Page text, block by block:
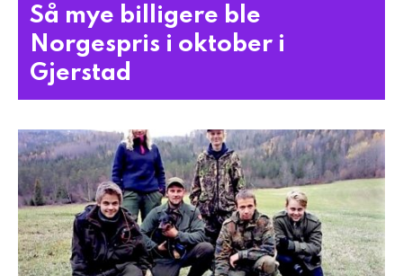
Så mye billigere ble
Norgespris i oktober i
Gjerstad